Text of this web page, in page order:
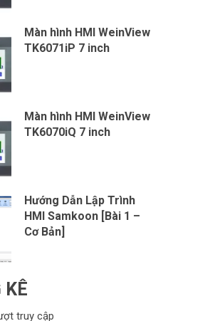
Màn hình HMI WeinView
TK6071iP 7 inch
Màn hình HMI WeinView
TK6070iQ 7 inch
Hướng Dẫn Lập Trình
HMI Samkoon [Bài 1 –
Cơ Bản]
KÊ
truy cập